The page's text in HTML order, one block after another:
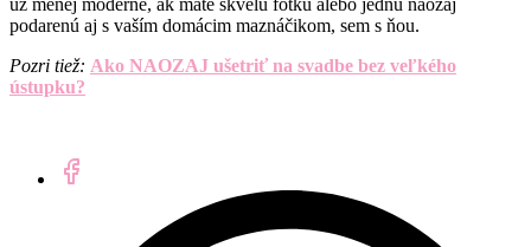
už menej moderné, ak máte skvelú fotku alebo jednu naozaj
podarenú aj s vaším domácim maznáčikom, sem s ňou.
Pozri tiež: Ako NAOZAJ ušetriť na svadbe bez veľkého
ústupku?